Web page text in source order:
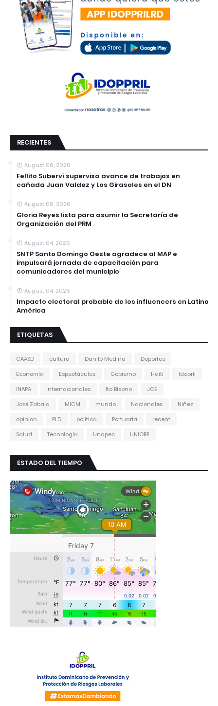
RECIENTES
August 06, 2026
Fellito Suberví supervisa avance de trabajos en
cañada Juan Valdez y Los Girasoles en el DN
August 06, 2026
Gloria Reyes lista para asumir la Secretaría de
Organización del PRM
August 04, 2026
SNTP Santo Domingo Oeste agradece al MAP e
impulsará jornada de capacitación para
comunicadores del municipio
August 04, 2026
Impacto electoral probable de los influencers en Latino
América
ETIQUETAS
CAASD cultura Danilo Medina
Deportes
Economía
Espectáculos Gobierno Haití
Idopril
INAPA
internacionales Ito Bisono
JCE
José Zabala
MICM mundo Nacionales
Niñez
opinion
PLD politica Portuaria
recent
Salud
Tecnología Unapec UNIORE
ESTADO DEL TIEMPO